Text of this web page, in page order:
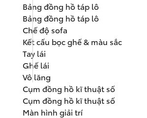
Bảng đồng hồ táp lô
Bảng đồng hồ táp lô
Chế độ sofa
Kết cấu bọc ghế & màu sắc
Tay lái
Ghế lái
Vô lăng
Cụm đồng hồ kĩ thuật số
Cụm đồng hồ kĩ thuật số
Màn hình giải trí